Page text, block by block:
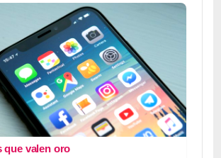
que valen oro